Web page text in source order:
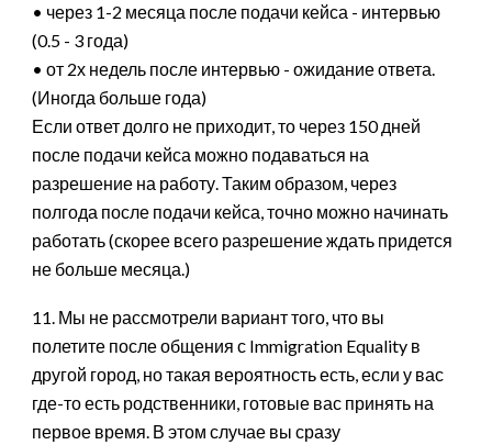
• через 1-2 месяца после подачи кейса - интервью
(0.5 - 3 года)
• от 2х недель после интервью - ожидание ответа.
(Иногда больше года)
Если ответ долго не приходит, то через 150 дней
после подачи кейса можно подаваться на
разрешение на работу. Таким образом, через
полгода после подачи кейса, точно можно начинать
работать (скорее всего разрешение ждать придется
не больше месяца.)
11. Мы не рассмотрели вариант того, что вы
полетите после общения с Immigration Equality в
другой город, но такая вероятность есть, если у вас
где-то есть родственники, готовые вас принять на
первое время. В этом случае вы сразу